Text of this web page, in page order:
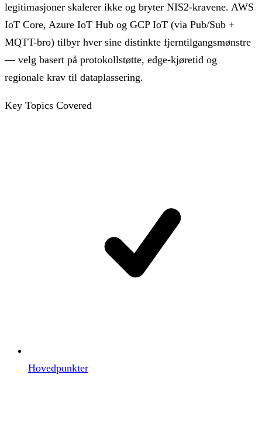
legitimasjoner skalerer ikke og bryter NIS2-kravene. AWS
IoT Core, Azure IoT Hub og GCP IoT (via Pub/Sub +
MQTT-bro) tilbyr hver sine distinkte fjerntilgangsmønstre
— velg basert på protokollstøtte, edge-kjøretid og
regionale krav til dataplassering.
Key Topics Covered
Hovedpunkter